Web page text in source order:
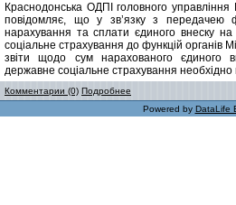
Краснодонська ОДПІ головного управління
повідомляє, що у зв’язку з передачею
нарахування та сплати єдиного внеску на
соціальне страхування до функцій органів
звіти щодо сум нарахованого єдиного
державне соціальне страхування необхідно
Комментарии (0) Подробнее
Powered by DataLife